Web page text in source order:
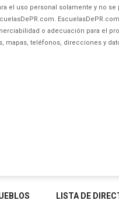
el uso personal solamente y no
o adecuación para el
mapas, teléfonos, direcciones y
LISTA DE